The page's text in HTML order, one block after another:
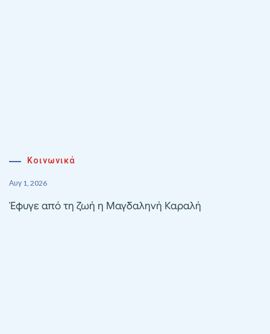
Κοινωνικά
Αυγ 1, 2026
Έφυγε από τη ζωή η Μαγδαληνή Καραλή